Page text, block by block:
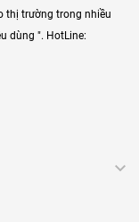
thị trường trong nhiều
dùng ". HotLine: